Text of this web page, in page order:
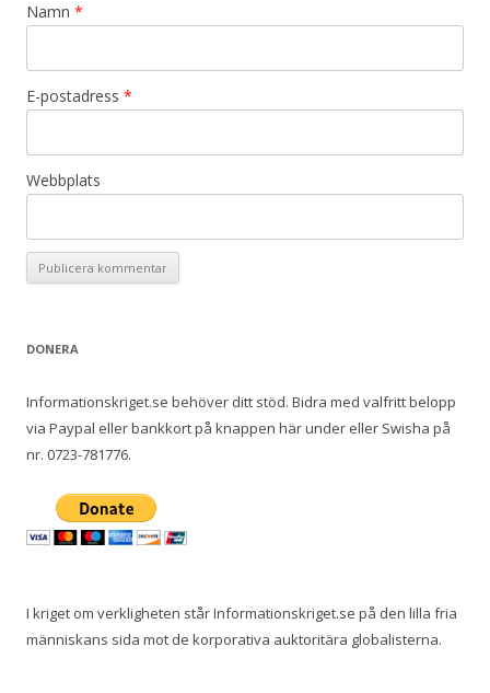
Namn *
E-postadress *
Webbplats
DONERA
Informationskriget.se behöver ditt stöd. Bidra med valfritt belopp
via Paypal eller bankkort på knappen här under eller Swisha på
nr. 0723-781776.
I kriget om verkligheten står Informationskriget.se på den lilla fria
människans sida mot de korporativa auktoritära globalisterna.